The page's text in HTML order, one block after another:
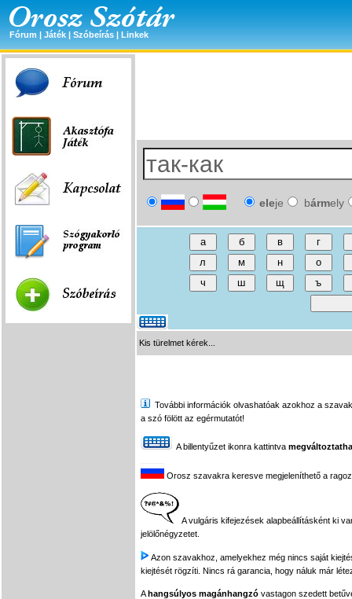
Fórum | Játék | Szóbeírás | Linkek
eleje bármely
Kis türelmet kérek...
További információk olvashatóak azokhoz a
a szó fölött az egérmutatót!
A billentyűzet ikonra kattintva
Orosz szavakra keresve megjeleníthető a
A vulgáris kifejezések alapbeállításként ki
jelölőnégyzetet.
Azon szavakhoz, amelyekhez még nincs saját
kiejtését rögzíti. Nincs rá garancia, hogy náluk már
Ahangsúlyos magánhangzó vastagon szedett